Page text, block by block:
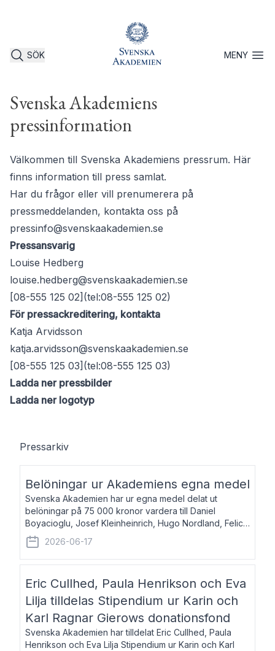
SÖK MENYÖppna
Svenska Akademiens
pressinformation
Välkommen till Svenska Akademiens pressrum. Här
finns information till press samlat.
Har du frågor eller vill prenumerera på
pressmeddelanden, kontakta oss på
pressinfo@svenskaakademien.se
Pressansvarig
Louise Hedberg
louise.hedberg@svenskaakademien.se
[08-555 125 02](tel:08-555 125 02)
För pressackreditering, kontakta
Katja Arvidsson
katja.arvidsson@svenskaakademien.se
[08-555 125 03](tel:08-555 125 03)
Ladda ner pressbilder
Ladda ner logotyp
Pressarkiv
Belöningar ur Akademiens egna medel
Svenska Akademien har ur egna medel delat ut
belöningar på 75 000 kronor vardera till Daniel
Boyacioglu, Josef Kleinheinrich, Hugo Nordland, Felicia
Stenroth och Svante Strandberg. Daniel Boyacioglu,
född 1981, är poet och scenartist. Josef
2026-06-17
Eric Cullhed, Paula Henrikson och Eva
Lilja tilldelas Stipendium ur Karin och
Karl Ragnar Gierows donationsfond
Svenska Akademien har tilldelat Eric Cullhed, Paula
Henrikson och Eva Lilja Stipendium ur Karin och Karl